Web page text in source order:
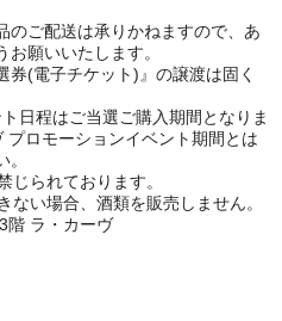
ご配送は承りかねますので、あ
願いいたします。
券(電子チケット) 』の譲渡は固く
日程はご当選ご購入期間となりま
ロモーションイベント期間とは
じられております。
ない場合、酒類を販売しません。
3階 ラ・カーヴ